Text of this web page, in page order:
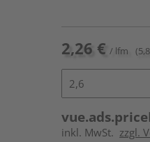
2,26 € / lfm
inkl. MwSt. zzgl.